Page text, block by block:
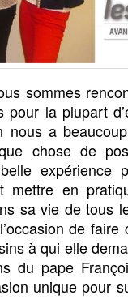
sommes
pour la plupart
nous a
chose de
expérience
mettre en
sa vie de tous
de
à qui elle
du pape
unique pour